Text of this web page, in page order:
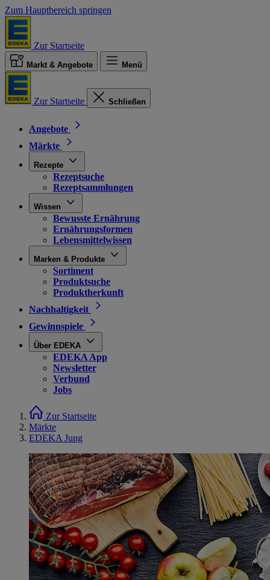
Zum Hauptbereich springen
Zur Startseite
Markt & Angebote Menü
Zur Startseite Schließen
Angebote
Märkte
Rezepte
Rezeptsuche
Rezeptsammlungen
Wissen
Bewusste Ernährung
Ernährungsformen
Lebensmittelwissen
Marken & Produkte
Sortiment
Produktsuche
Produktherkunft
Nachhaltigkeit
Gewinnspiele
Über EDEKA
EDEKA App
Newsletter
Verbund
Jobs
Zur Startseite
Märkte
EDEKA Jung